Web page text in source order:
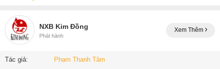
NXB Kim Đồng
Phát hành
Xem Thêm
Tác giả: Phạm Thanh Tâm